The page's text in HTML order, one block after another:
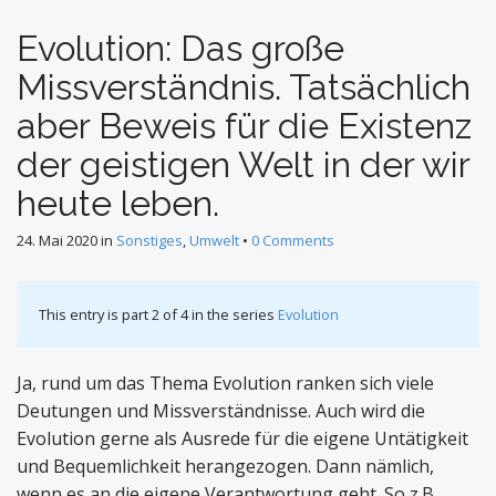
Evolution: Das große
Missverständnis. Tatsächlich
aber Beweis für die Existenz
der geistigen Welt in der wir
heute leben.
24. Mai 2020in Sonstiges,Umwelt • 0 Comments
This entry is part 2 of 4 in the series Evolution
Ja, rund um das Thema Evolution ranken sich viele
Deutungen und Missverständnisse. Auch wird die
Evolution gerne als Ausrede für die eigene Untätigkeit
und Bequemlichkeit herangezogen. Dann nämlich,